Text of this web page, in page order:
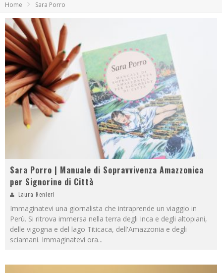
Home Sara Porro
Sara Porro | Manuale di Sopravvivenza Amazzonica
per Signorine di Città
Laura Renieri
Immaginatevi una giornalista che intraprende un viaggio in
Perù. Si ritrova immersa nella terra degli Inca e degli altopiani,
delle vigogna e del lago Titicaca, dell'Amazzonia e degli
sciamani. Immaginatevi ora...